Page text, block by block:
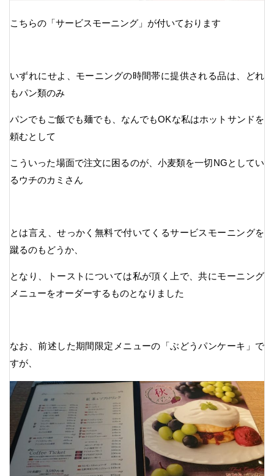
こちらの「サービスモーニング」が付いております
いずれにせよ、モーニングの時間帯に提供される品は、どれ
もパン類のみ
パンでもご飯でも麺でも、なんでもOKな私はホットサンドを
頼むとして
こういった場面で注文に困るのが、小麦類を一切NGとしてい
るウチのカミさん
とは言え、せっかく無料で付いてくるサービスモーニングを
蹴るのもどうか、
となり、トーストについては私が頂く上で、共にモーニング
メニューをオーダーするものとなりました
なお、前述した期間限定メニューの「ぶどうパンケーキ」で
すが、